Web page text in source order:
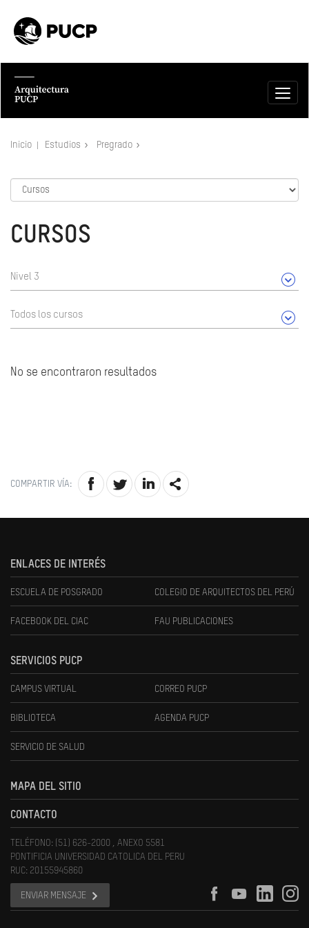
Inicio Estudios Pregrado
CURSOS
Nivel 3
Todos los cursos
No se encontraron resultados
COMPARTIR VÍA:
ENLACES DE INTERÉS
ESCUELA DE POSGRADO COLEGIO DE ARQUITECTOS DEL PERÚ
FACEBOOK DEL CIAC FAU PUBLICACIONES
SERVICIOS PUCP
CAMPUS VIRTUAL CORREO PUCP
BIBLIOTECA AGENDA PUCP
SERVICIO DE SALUD
MAPA DEL SITIO
CONTACTO
TELÉFONO: (51) 626-2000 , ANEXO 5581
PONTIFICIA UNIVERSIDAD CATOLICA DEL PERU
RUC: 20155945860
ENVIAR MENSAJE